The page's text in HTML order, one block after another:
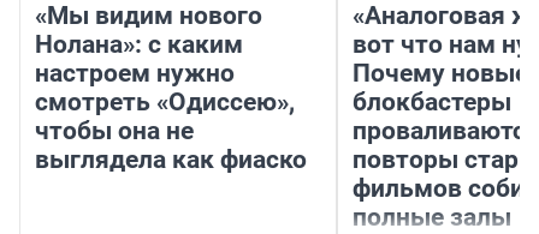
«Мы видим нового
Нолана»: с каким
настроем нужно
смотреть «Одиссею»,
чтобы она не
выглядела как фиаско
«Аналоговая
вот что нам
Почему новые
блокбастеры
повторы
фильмов
полные залы